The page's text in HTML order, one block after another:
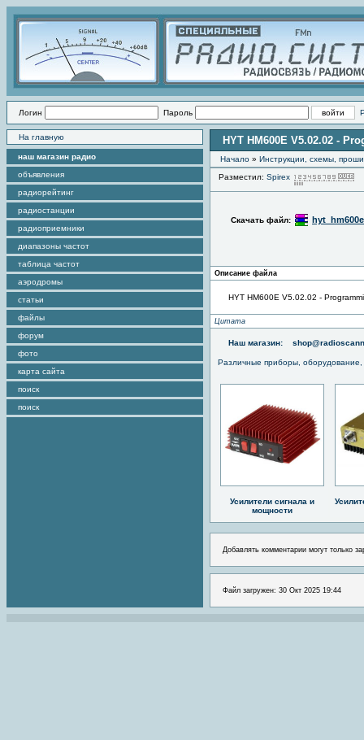
Логин Пароль
На главную
наш магазин радио
объявления
радиорейтинг
радиостанции
радиоприемники
диапазоны частот
таблица частот
аэродромы
статьи
файлы
форум
фото
карта сайта
поиск
поиск
HYT HM600E V5.02.02 -
Начало » Инструкции, схемы,
Разместил: Spirex
Скачать файл:
Описание файла
HYT HM600E V5.02.02 -
Цитата
Наш магазин:
Различные приборы,
Усилители сигнала и
мощности
Добавлять комментарии могут только
Файл загружен: 30 Окт 2025 19:44